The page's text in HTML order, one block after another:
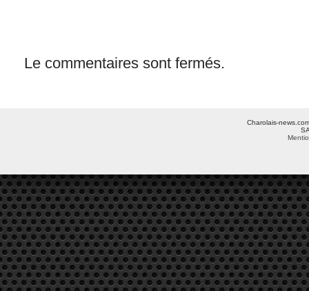
Le commentaires sont fermés.
Charolais-